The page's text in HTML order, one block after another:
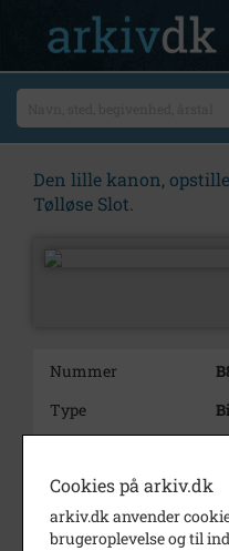
Den lille kanon,
Tølløse Slot.
Nummer
Type
Årstal
Cookies på arkiv.dk
arkiv.dk anvender
brugeroplevelse og til